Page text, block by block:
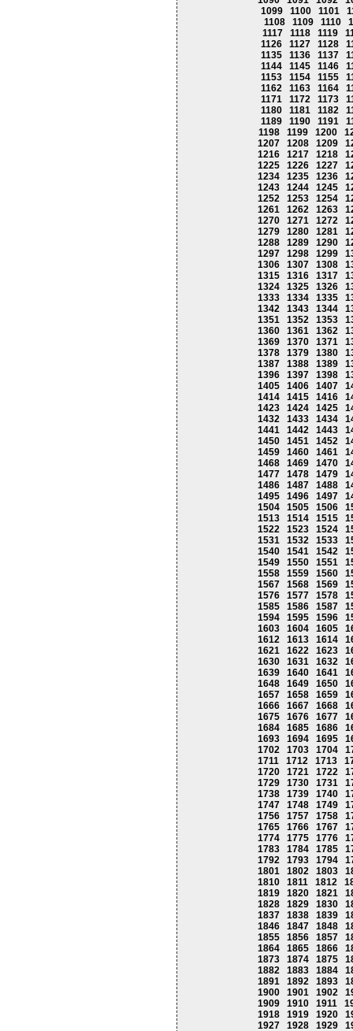
1099
1100 1101
1108
1109 1110
1117
1118 1119
1126
1127 1128
1135
1136 1137
1144
1145 1146
1153
1154 1155
1162
1163 1164
1171
1172 1173
1180
1181 1182
1189
1190 1191
1198
1199 1200
1207
1208 1209
1216
1217 1218
1225
1226 1227
1234
1235 1236
1243
1244 1245
1252
1253 1254
1261
1262 1263
1270
1271 1272
1279
1280 1281
1288
1289 1290
1297
1298 1299
1306
1307 1308
1315
1316 1317
1324
1325 1326
1333
1334 1335
1342
1343 1344
1351
1352 1353
1360
1361 1362
1369
1370 1371
1378
1379 1380
1387
1388 1389
1396
1397 1398
1405
1406 1407
1414
1415 1416
1423
1424 1425
1432
1433 1434
1441
1442 1443
1450
1451 1452
1459
1460 1461
1468
1469 1470
1477
1478 1479
1486
1487 1488
1495
1496 1497
1504
1505 1506
1513
1514 1515
1522
1523 1524
1531
1532 1533
1540
1541 1542
1549
1550 1551
1558
1559 1560
1567
1568 1569
1576
1577 1578
1585
1586 1587
1594
1595 1596
1603
1604 1605
1612
1613 1614
1621
1622 1623
1630
1631 1632
1639
1640 1641
1648
1649 1650
1657
1658 1659
1666
1667 1668
1675
1676 1677
1684
1685 1686
1693
1694 1695
1702
1703 1704
1711
1712 1713
1720
1721 1722
1729
1730 1731
1738
1739 1740
1747
1748 1749
1756
1757 1758
1765
1766 1767
1774
1775 1776
1783
1784 1785
1792
1793 1794
1801
1802 1803
1810
1811 1812
1819
1820 1821
1828
1829 1830
1837
1838 1839
1846
1847 1848
1855
1856 1857
1864
1865 1866
1873
1874 1875
1882
1883 1884
1891
1892 1893
1900
1901 1902
1909
1910 1911
1918
1919 1920
1927
1928 1929